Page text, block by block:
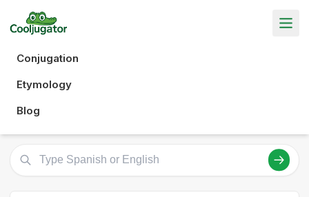
Conjugation
Etymology
Blog